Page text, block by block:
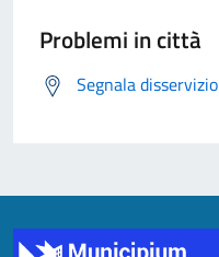
Problemi in città
Segnala disservizio